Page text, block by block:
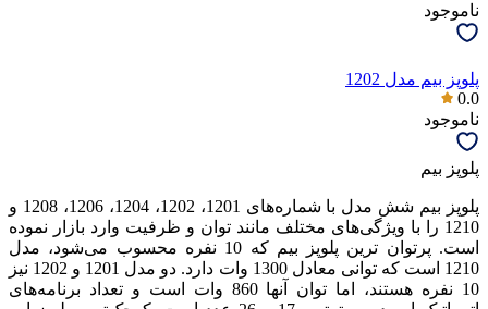
ناموجود
پلوپز بیم مدل 1202
0.0
ناموجود
پلوپز بیم
پلوپز بیم شش مدل با شماره‌های 1201، 1202، 1204، 1206، 1208 و
1210 را با ویژگی‌های مختلف مانند توان و ظرفیت وارد بازار نموده
است. پرتوان ترین پلوپز بیم که 10 نفره محسوب می‌شود، مدل
1210 است که توانی معادل 1300 وات دارد. دو مدل 1201 و 1202 نیز
10 نفره هستند، اما توان آنها 860 وات است و تعداد برنامه‌های